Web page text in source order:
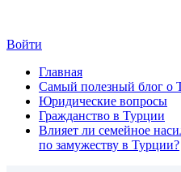
Войти
Главная
Самый полезный блог о
Юридические вопросы
Гражданство в Турции
Влияет ли семейное
по замужеству в Турции?